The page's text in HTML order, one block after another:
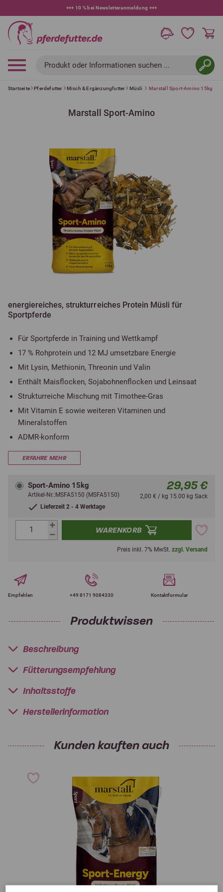
+++ 10 % bei Newsletteranmeldung +++
Produkt oder Informationen suchen ...
Startseite Pferdefutter Misch & Ergänzungfutter Müsli Marstall Sport-Amino 15kg
Marstall Sport-Amino
energiereiches, strukturreiches Protein Müsli für
Sportpferde
Für Sportpferde in Training und Wettkampf
17 % Rohprotein und 12 MJ umsetzbare Energie
Mit Lysin, Methionin, Threonin und Valin
Enthält Maisflocken, Sojabohnenflocken und Leinsaat
Strukturreiche Mischung mit Timothee-Gras
Mit Vitamin E sowie weiteren Vitaminen und
Mineralstoffen
ADMR-konform
ERFAHRE MEHR
Sport-Amino 15kg
Artikel-Nr.:MSFA5150 (MSFA5150)
Lieferzeit 2 - 4 Werktage
29,95 €
2,00 € / kg 15.00 kg Sack
WARENKORB
Preis inkl. 7% MwSt. zzgl. Versand
Empfehlen +49 8171 9084330 Kontaktformular
Produktwissen
Beschreibung
Fütterungsempfehlung
Inhaltsstoffe
Herstellerinformation
Kunden kauften auch